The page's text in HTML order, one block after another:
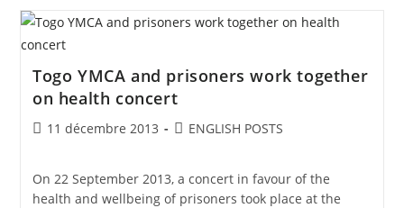
Togo YMCA and prisoners work together
on health concert
11 décembre 2013 ENGLISH POSTS
On 22 September 2013, a concert in favour of the
health and wellbeing of prisoners took place at the